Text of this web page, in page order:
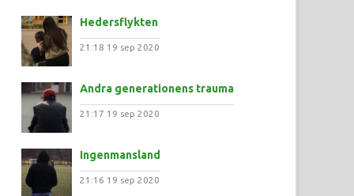
Hedersflykten
21:18 19 sep 2020
Andra generationens trauma
21:17 19 sep 2020
Ingenmansland
21:16 19 sep 2020